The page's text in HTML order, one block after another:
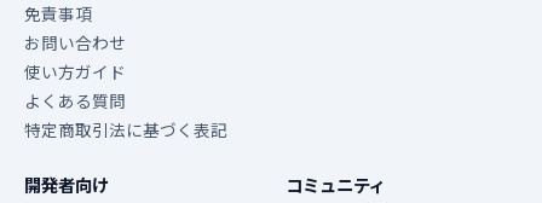
免責事項
お問い合わせ
使い方ガイド
よくある質問
特定商取引法に基づく表記
開発者向け コミュニティ